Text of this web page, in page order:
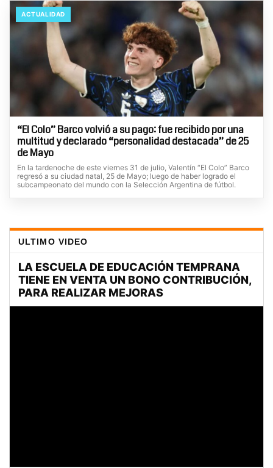
ACTUALIDAD
“El Colo” Barco volvió a su pago: fue recibido por una
multitud y declarado “personalidad destacada” de 25
de Mayo
En la tardenoche de este viernes 31 de julio, Valentín “El Colo” Barco
regresó a su ciudad natal, 25 de Mayo; luego de haber logrado el
subcampeonato del mundo con la Selección Argentina de fútbol.
ULTIMO VIDEO